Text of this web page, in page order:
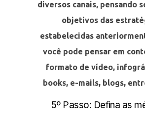
diversos canais, pensando
objetivos das
estabelecidas
você pode pensar em
formato de vídeo,
books, e-mails, blogs,
5º Passo: Defina as